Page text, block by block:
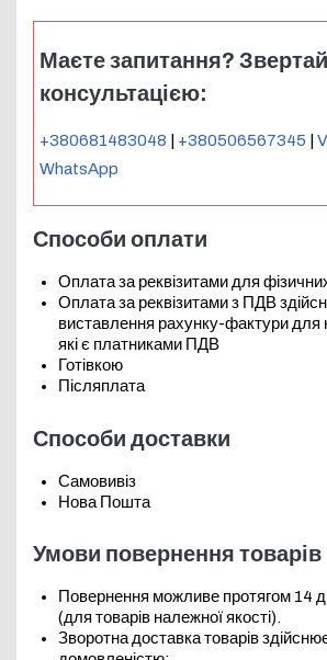
Маєте запитання?
консультацією:
+380681483048 +380506567345
WhatsApp
Способи оплати
Оплата за реквізитами для
Оплата за реквізитами з ПДВ
виставлення рахунку-фактури для
які є платниками ПДВ
Готівкою
Післяплата
Способи доставки
Самовивіз
Нова Пошта
Умови повернення товарів
Повернення можливе протягом 14
(для товарів належної якості).
Зворотна доставка товарів